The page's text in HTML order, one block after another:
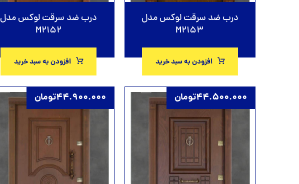
درب ضد سرقت لوکس مدل
M2153
افزودن به سبد خرید
درب ضد سرقت لوکس مدل
M2152
افزودن به سبد خرید
44.500.000تومان 44.900.000تومان